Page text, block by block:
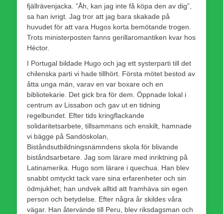
fjällrävenjacka. ”Åh, kan jag inte få köpa den av dig”,
sa han ivrigt. Jag tror att jag bara skakade på
huvudet för att vara Hugos korta bemötande trogen.
Trots ministerposten fanns gerillaromantiken kvar hos
Héctor.
I Portugal bildade Hugo och jag ett systerparti till det
chilenska parti vi hade tillhört. Första mötet bestod av
åtta unga män, varav en var boxare och en
bibliotekarie. Det gick bra för dem. Öppnade lokal i
centrum av Lissabon och gav ut en tidning
regelbundet. Efter tids kringflackande
solidaritetsarbete, tillsammans och enskilt, hamnade
vi bägge på Sandöskolan,
Biståndsutbildningsnämndens skola för blivande
biståndsarbetare. Jag som lärare med inriktning på
Latinamerika. Hugo som lärare i quechua. Han blev
snabbt omtyckt tack vare sina erfarenheter och sin
ödmjukhet; han undvek alltid att framhäva sin egen
person och betydelse. Efter några år skildes våra
vägar. Han återvände till Peru, blev riksdagsman och